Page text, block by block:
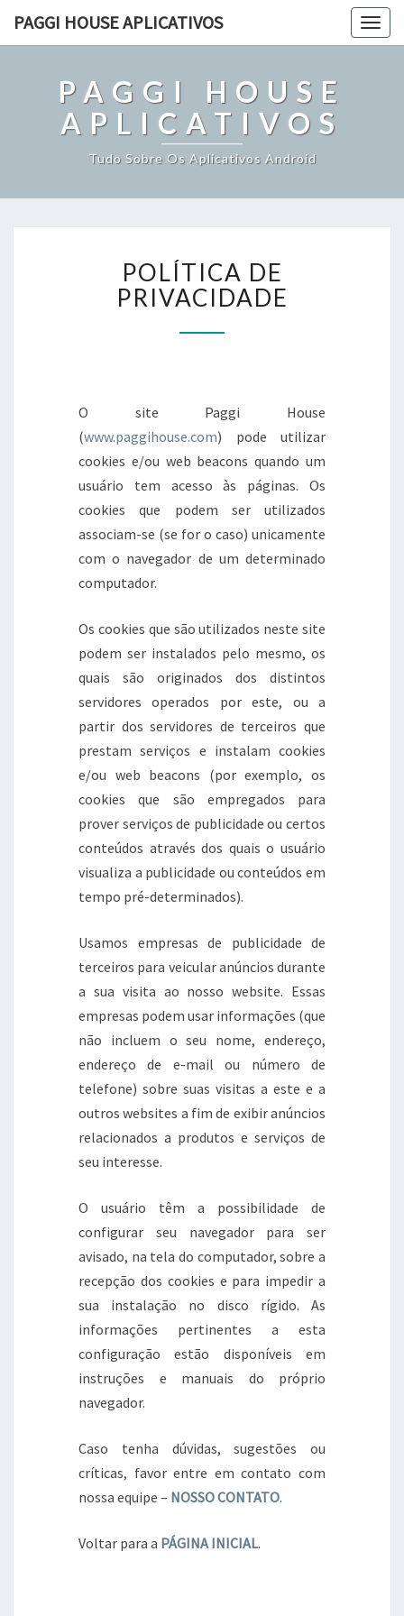
PAGGI HOUSE APLICATIVOS
PAGGI HOUSE
APLICATIVOS
Tudo Sobre Os Aplicativos Android
DE
PRIVACIDADE
POLÍTICA DE
PRIVACIDADE
O site Paggi House
(www.paggihouse.com) pode utilizar
cookies e/ou web beacons quando um
usuário tem acesso às páginas. Os
cookies que podem ser utilizados
associam-se (se for o caso) unicamente
com o navegador de um determinado
computador.
Os cookies que são utilizados neste site
podem ser instalados pelo mesmo, os
quais são originados dos distintos
servidores operados por este, ou a
partir dos servidores de terceiros que
prestam serviços e instalam cookies
e/ou web beacons (por exemplo, os
cookies que são empregados para
prover serviços de publicidade ou certos
conteúdos através dos quais o usuário
visualiza a publicidade ou conteúdos em
tempo pré-determinados).
Usamos empresas de publicidade de
terceiros para veicular anúncios durante
a sua visita ao nosso website. Essas
empresas podem usar informações (que
não incluem o seu nome, endereço,
endereço de e-mail ou número de
telefone) sobre suas visitas a este e a
outros websites a fim de exibir anúncios
relacionados a produtos e serviços de
seu interesse.
O usuário têm a possibilidade de
configurar seu navegador para ser
avisado, na tela do computador, sobre a
recepção dos cookies e para impedir a
sua instalação no disco rígido. As
informações pertinentes a esta
configuração estão disponíveis em
instruções e manuais do próprio
navegador.
Caso tenha dúvidas, sugestões ou
críticas, favor entre em contato com
nossa equipe – NOSSO CONTATO.
Voltar para a PÁGINA INICIAL.